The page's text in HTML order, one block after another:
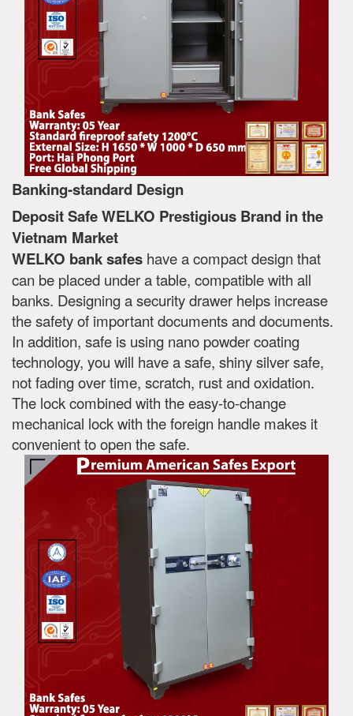
Banking-standard Design
Deposit Safe WELKO Prestigious Brand in the
Vietnam Market
WELKO bank safes have a compact design that
can be placed under a table, compatible with all
banks. Designing a security drawer helps increase
the safety of important documents and documents.
In addition, safe is using nano powder coating
technology, you will have a safe, shiny silver safe,
not fading over time, scratch, rust and oxidation.
The lock combined with the easy-to-change
mechanical lock with the foreign handle makes it
convenient to open the safe.